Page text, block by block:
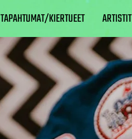
TAPAHTUMAT/KIERTUEET ARTISTIT